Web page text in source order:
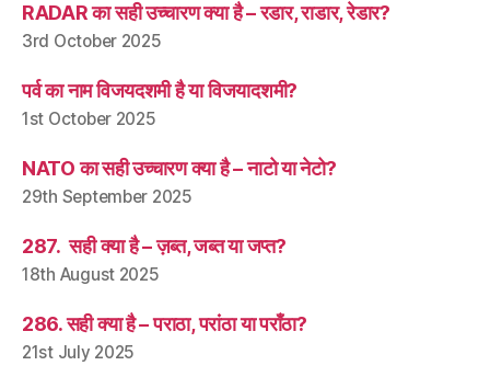
RADAR का सही उच्चारण क्या है – रडार, राडार, रेडार?
3rd October 2025
पर्व का नाम विजयदशमी है या विजयादशमी?
1st October 2025
NATO का सही उच्चारण क्या है – नाटो या नेटो?
29th September 2025
287. सही क्या है – ज़ब्त, जब्त या जप्त?
18th August 2025
286. सही क्या है – पराठा, परांठा या पराँठा?
21st July 2025